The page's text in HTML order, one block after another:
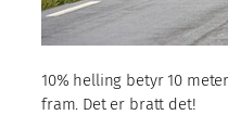
10% helling betyr 10
fram. Det er bratt det!